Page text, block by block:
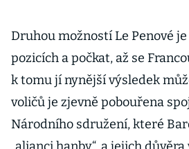
Druhou možností Le Penové
pozicích a počkat, až se
k tomu jí nynější výsledek
voličů je zjevně pobouřena
Národního sdružení, které